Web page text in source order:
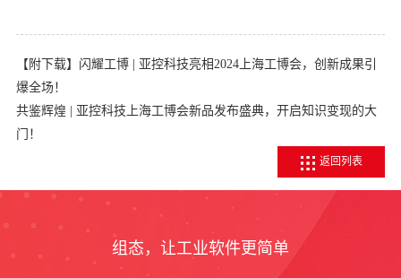
【附下载】闪耀工博 | 亚控科技亮相2024上海工博会，创新成果引
爆全场！
共鉴辉煌 | 亚控科技上海工博会新品发布盛典，开启知识变现的大
门！
返回列表
组态，让工业软件更简单